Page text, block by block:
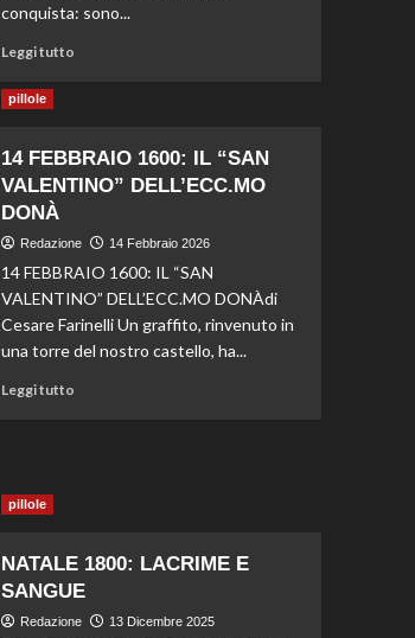
фармацевтики в сети:
farmacie online
5
pillole
RITA MARCHESI (1931-
Valeggiana
conquista: sono...
Leggi tutto
pillole
14 FEBBRAIO 1600: IL “SAN
VALENTINO” DELL’ECC.MO
DONÀ
Redazione 14 Febbraio 2026
14 FEBBRAIO 1600: IL “SAN
VALENTINO” DELL’ECC.MO DONÀdi
Cesare Farinelli Un graffito, rinvenuto in
una torre del nostro castello, ha...
Leggi tutto
pillole
NATALE 1800: LACRIME E
SANGUE
Redazione 13 Dicembre 2025